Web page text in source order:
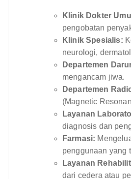
Klinik Dokter
pengobatan
Klinik Spesialis:
neurologi,
Departemen
mengancam jiwa.
Departemen
(Magnetic
Layanan
diagnosis dan
Farmasi:
penggunaan yang
Layanan
dari cedera atau